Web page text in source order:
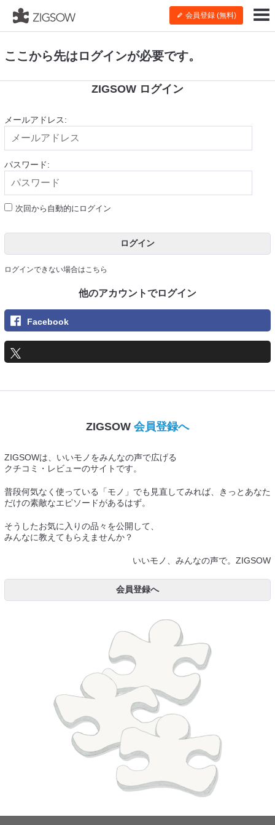
会員登録 (無料)
ここから先はログインが必要です。
ZIGSOW ログイン
メールアドレス:
パスワード:
次回から自動的にログイン
ログイン
ログインできない場合はこちら
他のアカウントでログイン
Facebook
ZIGSOW 会員登録へ
ZIGSOWは、いいモノをみんなの声で広げる
クチコミ・レビューのサイトです。
普段何気なく使っている「モノ」でも見直してみれば、きっとあなた
だけの素敵なエピソードがあるはず。
そうしたお気に入りの品々を公開して、
みんなに教えてもらえませんか？
いいモノ、みんなの声で。ZIGSOW
会員登録へ